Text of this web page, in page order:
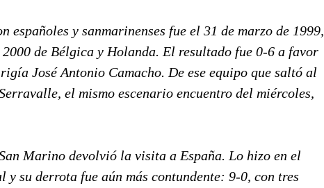
españoles y sanmarinenses fue el 31 de marzo de 1999,
de Bélgica y Holanda. El resultado fue 0-6 a favor
José Antonio Camacho. De ese equipo que saltó al
el mismo escenario encuentro del miércoles,
Marino devolvió la visita a España. Lo hizo en el
su derrota fue aún más contundente: 9-0, con tres